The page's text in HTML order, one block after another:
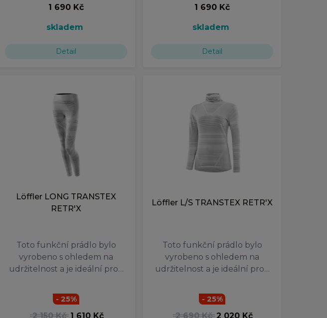
1 690 Kč
skladem
Detail
1 690 Kč
skladem
Detail
Löffler LONG TRANSTEX
RETR'X
Toto funkční prádlo bylo
vyrobeno s ohledem na
udržitelnost a je ideální pro…
- 25%
2 150 Kč 1 610 Kč
Löffler L/S TRANSTEX RETR'X
Toto funkční prádlo bylo
vyrobeno s ohledem na
udržitelnost a je ideální pro…
- 25%
2 690 Kč 2 020 Kč